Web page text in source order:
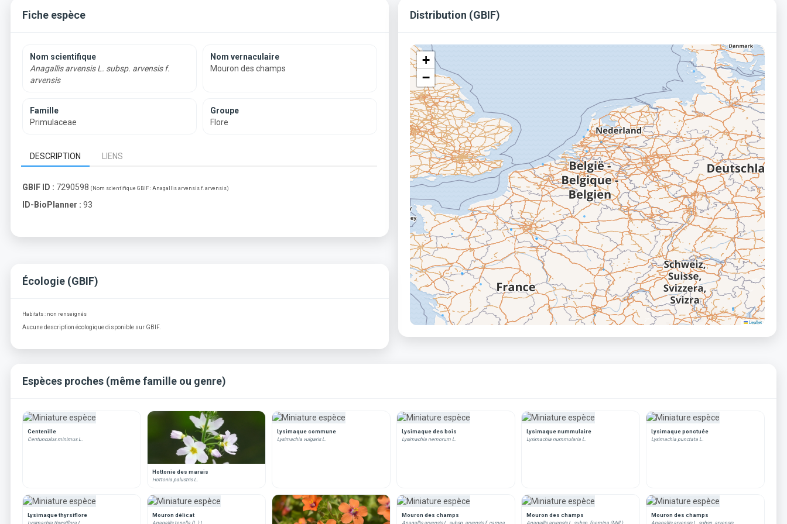
Fiche espèce
Nom scientifique
Anagallis arvensis L. subsp. arvensis f.
arvensis
Nom vernaculaire
Mouron des champs
Famille
Primulaceae
Groupe
Flore
DESCRIPTION LIENS
GBIF ID : 7290598 (Nom scientifique GBIF : Anagallis arvensis f. arvensis)
ID-BioPlanner : 93
Distribution (GBIF)
+
−
Leaflet
Écologie (GBIF)
Habitats : non renseignés
Aucune description écologique disponible sur GBIF.
Espèces proches (même famille ou genre)
Centenille
Centunculus minimus L.
Hottonie des marais
Hottonia palustris L.
Lysimaque commune
Lysimachia vulgaris L.
Lysimaque des bois
Lysimachia nemorum L.
Lysimaque nummulaire
Lysimachia nummularia L.
Lysimaque ponctuée
Lysimachia punctata L.
Lysimaque thyrsiflore Mouron délicat Mouron des champs Mouron des champs Mouron des champs